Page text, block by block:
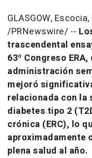
GLASGOW, Escocia,
/PRNewswire/ --
trascendental
63º Congreso
administración
mejoró
relacionada con la
diabetes tipo 2
crónica (ERC), lo
aproximadamente
plena salud al año.